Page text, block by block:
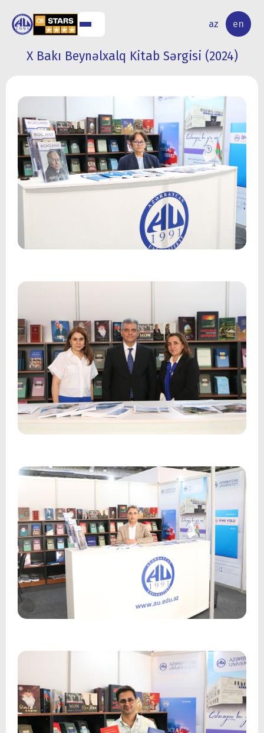
az en
RESEARCH
ACTIVITY
X Bakı Beynəlxalq Kitab Sərgisi (2024)